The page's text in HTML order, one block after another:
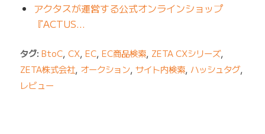
アクタスが運営する公式オンラインショップ
『ACTUS…
タグ: BtoC, CX, EC, EC商品検索, ZETA CXシリーズ,
ZETA株式会社, オークション, サイト内検索, ハッシュタグ,
レビュー